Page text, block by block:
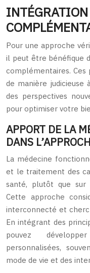
Pour une approche
il peut être bénéfique
complémentaires. Ces
de manière
des perspectives
pour optimiser votre
APPORT DE LA
DANS
La médecine
et le traitement des
santé, plutôt que sur
Cette approche
interconnecté et
En intégrant des
pouvez
personnalisées,
mode de vie et des